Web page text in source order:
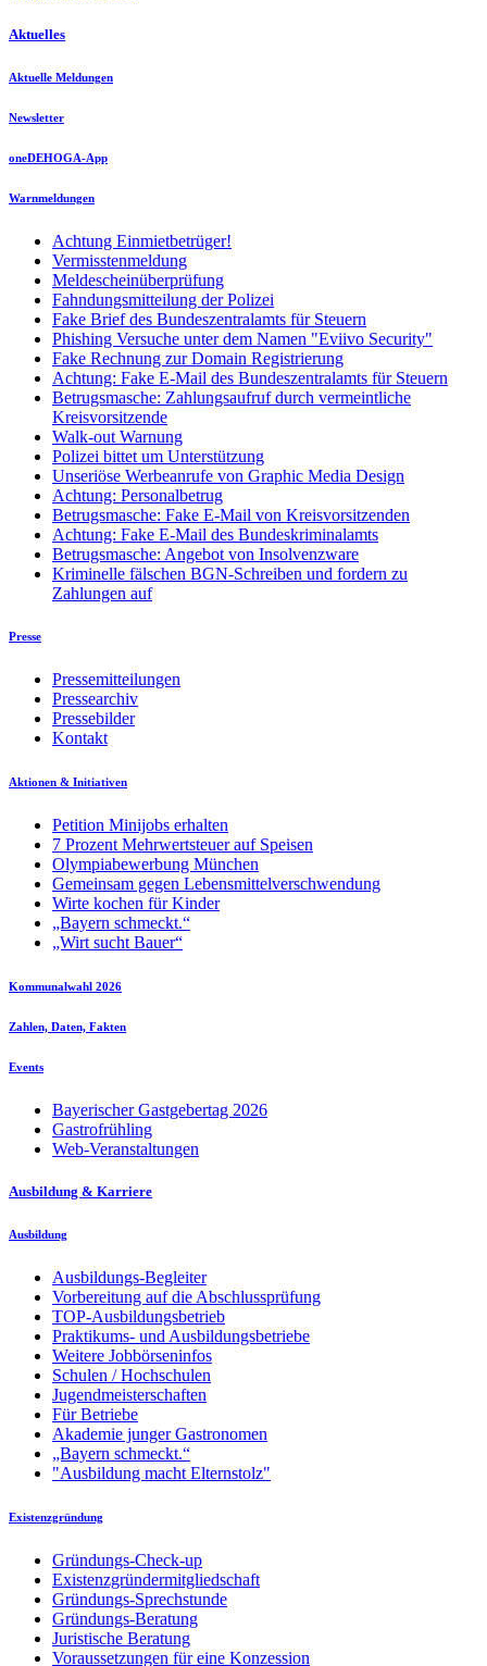
Aktuelles
Aktuelle Meldungen
Newsletter
oneDEHOGA-App
Warnmeldungen
Achtung Einmietbetrüger!
Vermisstenmeldung
Meldescheinüberprüfung
Fahndungsmitteilung der Polizei
Fake Brief des Bundeszentralamts für Steuern
Phishing Versuche unter dem Namen "Eviivo Security"
Fake Rechnung zur Domain Registrierung
Achtung: Fake E-Mail des Bundeszentralamts für Steuern
Betrugsmasche: Zahlungsaufruf durch vermeintliche
Kreisvorsitzende
Walk-out Warnung
Polizei bittet um Unterstützung
Unseriöse Werbeanrufe von Graphic Media Design
Achtung: Personalbetrug
Betrugsmasche: Fake E-Mail von Kreisvorsitzenden
Achtung: Fake E-Mail des Bundeskriminalamts
Betrugsmasche: Angebot von Insolvenzware
Kriminelle fälschen BGN-Schreiben und fordern zu
Zahlungen auf
Presse
Pressemitteilungen
Pressearchiv
Pressebilder
Kontakt
Aktionen & Initiativen
Petition Minijobs erhalten
7 Prozent Mehrwertsteuer auf Speisen
Olympiabewerbung München
Gemeinsam gegen Lebensmittelverschwendung
Wirte kochen für Kinder
„Bayern schmeckt.“
„Wirt sucht Bauer“
Kommunalwahl 2026
Zahlen, Daten, Fakten
Events
Bayerischer Gastgebertag 2026
Gastrofrühling
Web-Veranstaltungen
Ausbildung & Karriere
Ausbildung
Ausbildungs-Begleiter
Vorbereitung auf die Abschlussprüfung
TOP-Ausbildungsbetrieb
Praktikums- und Ausbildungsbetriebe
Weitere Jobbörseninfos
Schulen / Hochschulen
Jugendmeisterschaften
Für Betriebe
Akademie junger Gastronomen
„Bayern schmeckt.“
"Ausbildung macht Elternstolz"
Existenzgründung
Gründungs-Check-up
Existenzgründermitgliedschaft
Gründungs-Sprechstunde
Gründungs-Beratung
Juristische Beratung
Voraussetzungen für eine Konzession